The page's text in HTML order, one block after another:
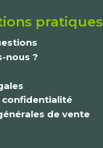
pratiques
nous ?
confidentialité
de vente